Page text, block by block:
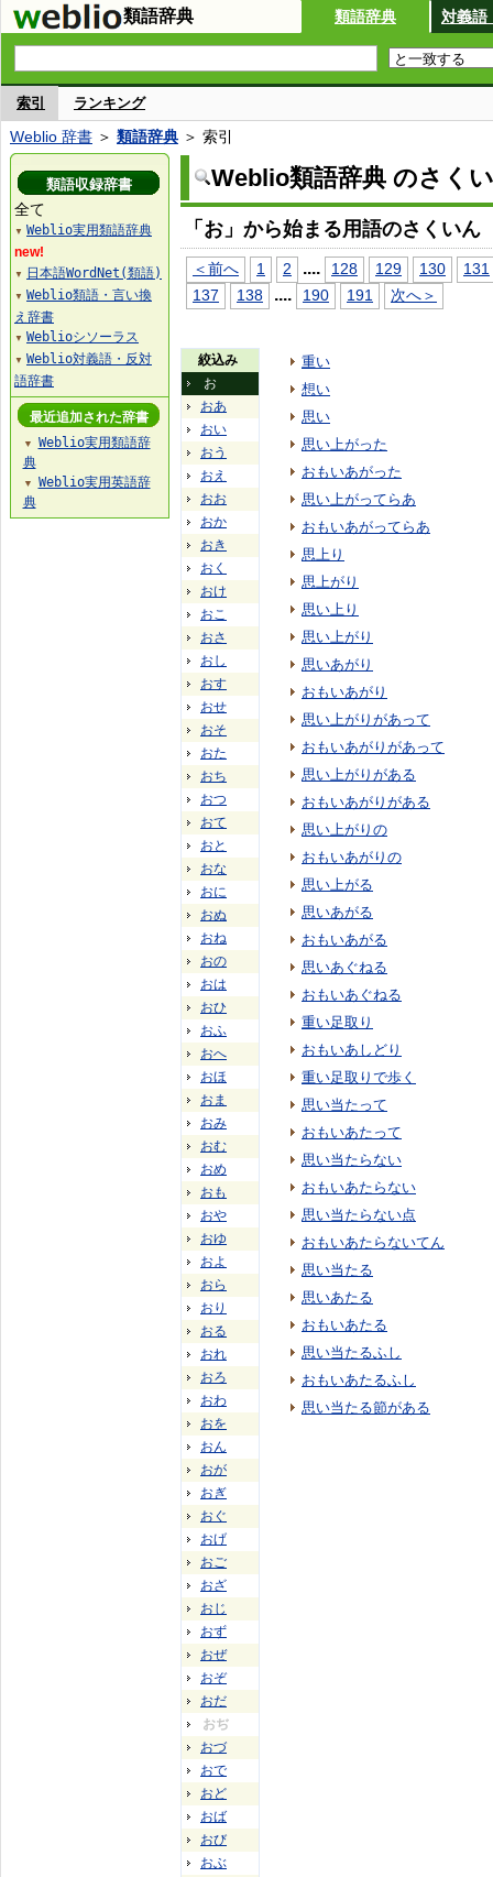
類語辞典 類語辞典 対義語
索引 ランキング
Weblio 辞書 ＞ 類語辞典 ＞ 索引
Weblio類語辞典 のさく
「お」から始まる用語のさくいん
＜前へ 1 2 .... 128 129 130
131
137
138 .... 190 191 次へ＞
絞込み
お
おあ
おい
おう
おえ
おお
おか
おき
おく
おけ
おこ
おさ
おし
おす
おせ
おそ
おた
おち
おつ
おて
おと
おな
おに
おぬ
おね
おの
おは
おひ
おふ
おへ
おほ
おま
おみ
おむ
おめ
おも
おや
おゆ
およ
おら
おり
おる
おれ
おろ
おわ
おを
おん
おが
おぎ
おぐ
おげ
おご
おざ
おじ
おず
おぜ
おぞ
おだ
おぢ
おづ
おで
おど
おば
おび
おぶ
重い
想い
思い
思い上がった
おもいあがった
思い上がってらあ
おもいあがってらあ
思上り
思上がり
思い上り
思い上がり
思いあがり
おもいあがり
思い上がりがあって
おもいあがりがあって
思い上がりがある
おもいあがりがある
思い上がりの
おもいあがりの
思い上がる
思いあがる
おもいあがる
思いあぐねる
おもいあぐねる
重い足取り
おもいあしどり
重い足取りで歩く
思い当たって
おもいあたって
思い当たらない
おもいあたらない
思い当たらない点
おもいあたらないてん
思い当たる
思いあたる
おもいあたる
思い当たるふし
おもいあたるふし
思い当たる節がある
類語収録辞書
全て
▼ Weblio実用類語辞典
new!
▼ 日本語WordNet(類語)
▼ Weblio類語・言い換
え辞書
▼ Weblioシソーラス
▼ Weblio対義語・反対
語辞書
最近追加された辞書
▼
Weblio実用類語辞
典
▼
Weblio実用英語辞
典